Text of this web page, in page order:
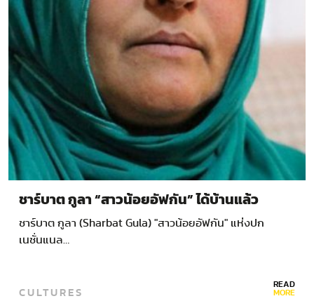
ชาร์บาต กูลา “สาวน้อยอัฟกัน” ได้บ้านแล้ว
ชาร์บาต กูลา (Sharbat Gula) "สาวน้อยอัฟกัน" แห่งปก
เนชั่นแนล…
CULTURES READ
MORE